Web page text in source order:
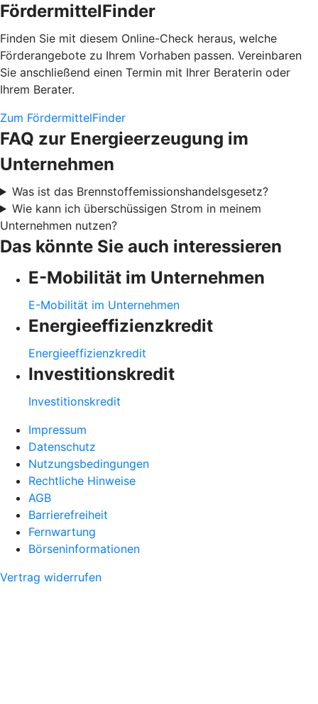
FördermittelFinder
Finden Sie mit diesem Online-Check heraus, welche
Förderangebote zu Ihrem Vorhaben passen. Vereinbaren
Sie anschließend einen Termin mit Ihrer Beraterin oder
Ihrem Berater.
Zum FördermittelFinder
FAQ zur Energieerzeugung im
Unternehmen
Was ist das Brennstoffemissionshandelsgesetz?
Wie kann ich überschüssigen Strom in meinem
Unternehmen nutzen?
Das könnte Sie auch interessieren
E-Mobilität im Unternehmen
E-Mobilität im Unternehmen
Energieeffizienzkredit
Energieeffizienzkredit
Investitionskredit
Investitionskredit
Impressum
Datenschutz
Nutzungsbedingungen
Rechtliche Hinweise
AGB
Barrierefreiheit
Fernwartung
Börseninformationen
Vertrag widerrufen